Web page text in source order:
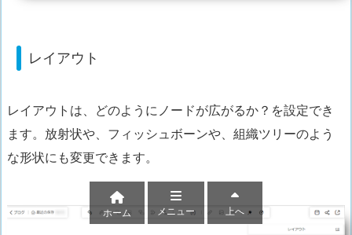
レイアウト
レイアウトは、どのようにノードが広がるか？を設定でき
ます。放射状や、フィッシュボーンや、組織ツリーのよう
な形状にも変更できます。
ホーム メニュー 上へ